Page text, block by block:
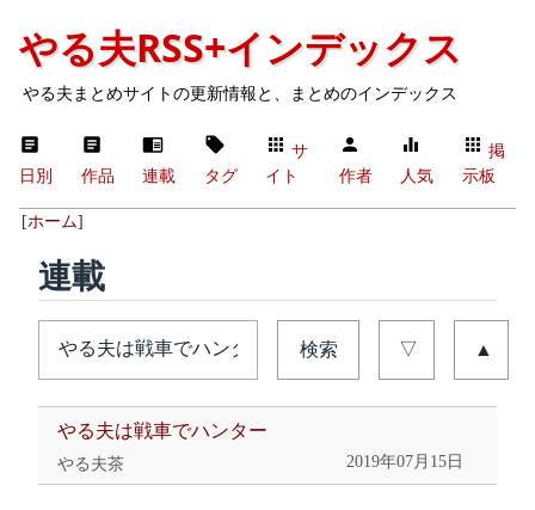
やる夫RSS+インデックス
やる夫まとめサイトの更新情報と、まとめのインデックス
日別 作品 連載 タグ
サ
イト
作者 人気
掲
示板
[ホーム]
連載
検索 ▽ ▲
やる夫は戦車でハンター
やる夫茶 2019年07月15日